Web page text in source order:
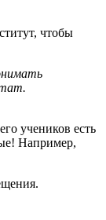
чтобы
учеников есть
Например,